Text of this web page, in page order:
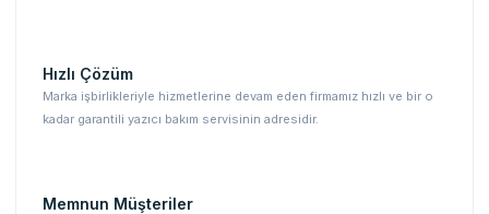
Hızlı Çözüm
Marka işbirlikleriyle hizmetlerine devam eden firmamız hızlı ve bir o
kadar garantili yazıcı bakım servisinin adresidir.
Memnun Müşteriler